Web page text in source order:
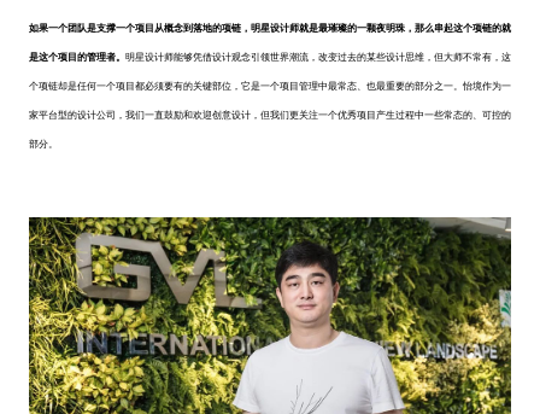
如果一个团队是支撑一个项目从概念到落地的项链，明星设计师就是最璀璨的一颗夜明珠，那么串起这个项链的就
是这个项目的管理者。 明星设计师能够凭借设计观念引领世界潮流，改变过去的某些设计思维，但大师不常有，这
个项链却是任何一个项目都必须要有的关键部位，它是一个项目管理中最常态、也最重要的部分之一。怡境作为一
家平台型的设计公司，我们一直鼓励和欢迎创意设计，但我们更关注一个优秀项目产生过程中一些常态的、可控的
部分。